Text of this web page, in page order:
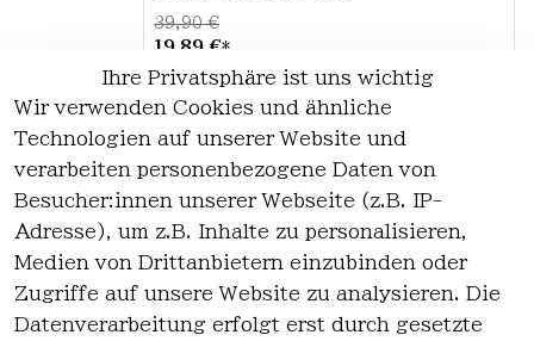
19,89 €*
39,90 €
Hinzufügen
*inkl. ges. MwStzzgl.Versandkosten
1
Ihre Privatsphäre ist uns wichtig
Wir verwenden Cookies und ähnliche
Technologien auf unserer Website und
verarbeiten personenbezogene Daten von
Besucher:innen unserer Webseite (z.B. IP-
Adresse), um z.B. Inhalte zu personalisieren,
Medien von Drittanbietern einzubinden oder
Zugriffe auf unsere Website zu analysieren. Die
Datenverarbeitung erfolgt erst durch gesetzte